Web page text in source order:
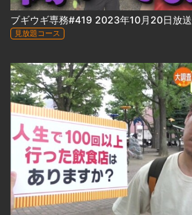
ブギウギ専務#419 2023年10月20日放送
見放題コース